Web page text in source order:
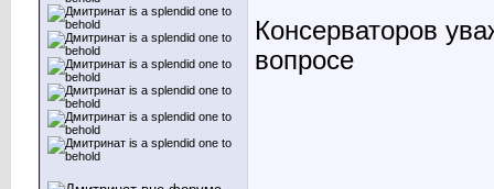
Консерваторов
вопросе